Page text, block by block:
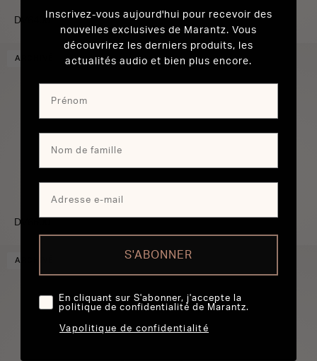
DV6400
ARCHIVÉ
DV6600
ARCHIVÉ
Inscrivez-vous aujourd'hui pour recevoir des
nouvelles exclusives de Marantz. Vous
découvrirez les derniers produits, les
actualités audio et bien plus encore.
S'ABONNER
En cliquant sur S'abonner, j'accepte la
politique de confidentialité de Marantz.
Vapolitique de confidentialité